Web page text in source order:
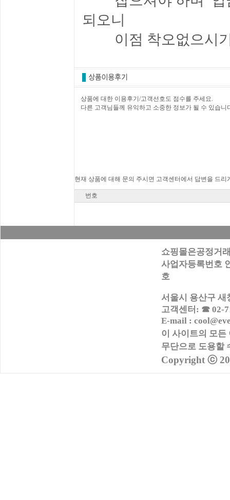
되오니
이점 착오없으시기
상품에 대한 이용후기/고객선호도 점수를 주세요.
다른 고객님들께 유익하고 소중한 정보가 될 수 있습니
현재 상품에 대해 문의 주시면 고객센터에서 답변을 드리
번호
쇼핑몰은공정거
사업자등록번호
호
서울시 용산구 새
고객센터: ☎ 02-
E-mail :
이 사이트의 모든
무단으로 도용할
Copyright ⓒ